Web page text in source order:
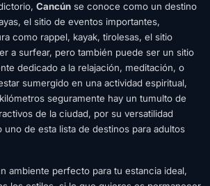
Cancún se conoce como un destino
el sitio de eventos importantes,
como rappel, kayak, tirolesas, el sitio
a surfear, pero también puede ser un sitio
dedicado a la relajación, meditación, o
sumergido en una actividad espiritual,
seguramente hay un tumulto de
de la ciudad, por su versatilidad
uno de esta lista de destinos para adultos
ambiente perfecto para tu estancia ideal,